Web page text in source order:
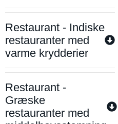
Restaurant - Indiske
restauranter med
varme krydderier
Restaurant -
Græske
restauranter med